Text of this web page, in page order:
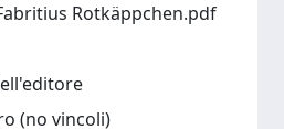
Rotkäppchen.pdf
(no vincoli)